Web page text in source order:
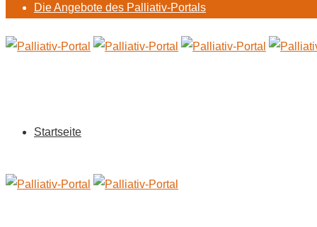
Die Angebote des Palliativ-Portals
Startseite